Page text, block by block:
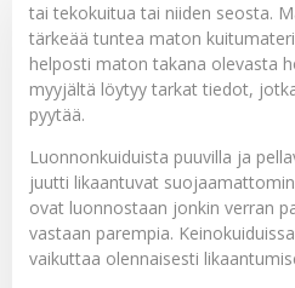
tai tekokuitua tai niiden seosta.
tärkeää tuntea maton
helposti maton takana olevasta
myyjältä löytyy tarkat tiedot,
pyytää.
Luonnonkuiduista puuvilla ja
juutti likaantuvat
ovat luonnostaan jonkin verran
vastaan parempia.
vaikuttaa olennaisesti